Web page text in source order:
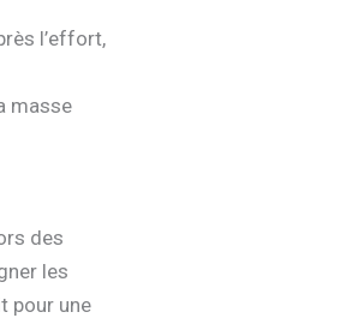
l’effort,
masse
des
les
pour une